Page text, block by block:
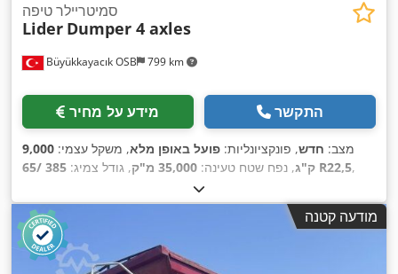
Büyükkayacık OSB 799 km
סמיטריילר טיפה
Lider Dumper 4 axles
מידע על מחיר התקשר
מצב: חדש, פונקציונליות: פועל באופן מלא, משקל עצמי: 9,000
ק"ג, נפח שטח טעינה: 35,000 מ"ק , גודל צמיג: 385 /65 R22,5,
, משקל תפעולי:
ציוד:מערכת בלימה למניעת נעילה (ABS),
מודעה קטנה